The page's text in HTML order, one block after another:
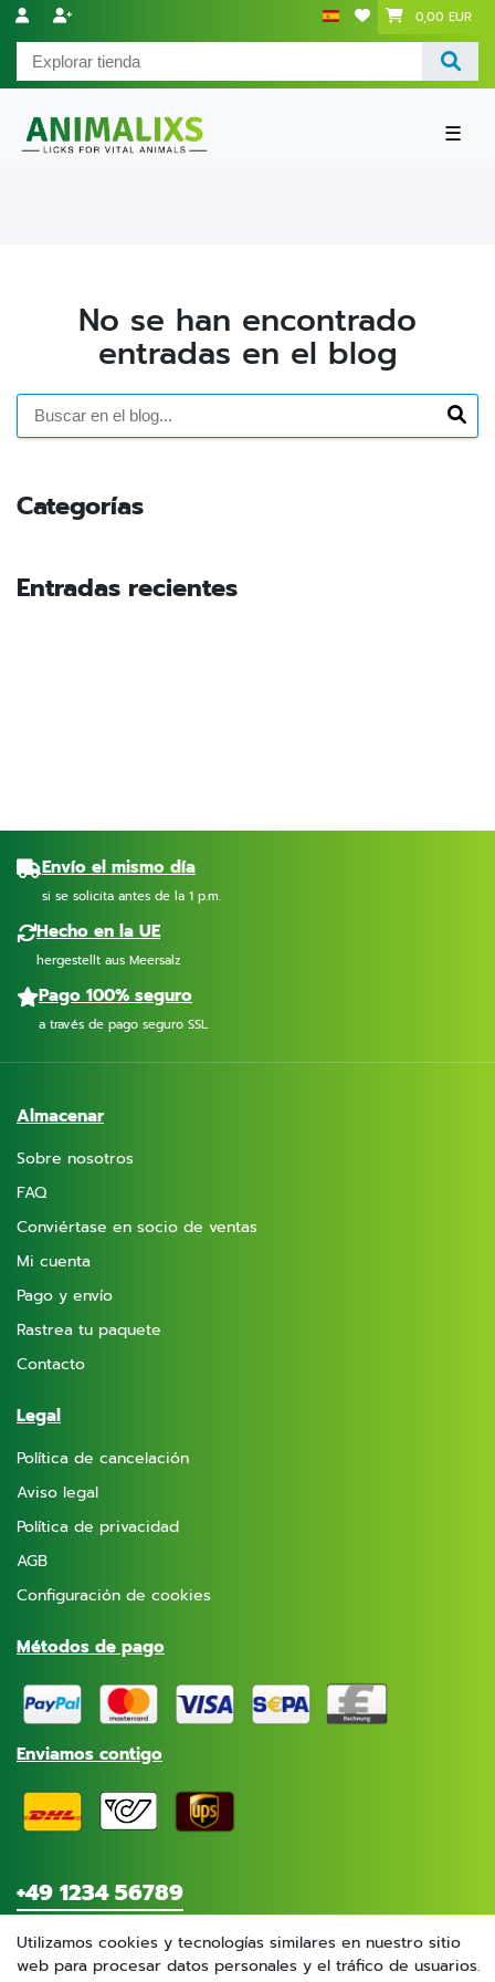
0,00 EUR
☰
No se han encontrado
entradas en el blog
Categorías
Entradas recientes
Envío el mismo día
si se solicita antes de la 1 p.m.
Hecho en la UE
hergestellt aus Meersalz
Pago 100% seguro
a través de pago seguro SSL
Almacenar
Sobre nosotros
FAQ
Conviértase en socio de ventas
Mi cuenta
Pago y envío
Rastrea tu paquete
Contacto
Legal
Política de cancelación
Aviso legal
Política de privacidad
AGB
Configuración de cookies
Métodos de pago
Enviamos contigo
+49 1234 56789
Contáctenos
Utilizamos cookies y tecnologías similares en nuestro sitio
web para procesar datos personales y el tráfico de usuarios.